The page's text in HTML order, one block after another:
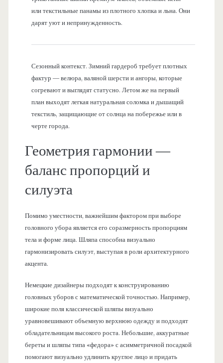
или текстильные панамы из плотного хлопка и льна. Они
дарят уют и непринужденность.
Сезонный контекст. Зимний гардероб требует плотных
фактур — велюра, валяной шерсти и ангоры, которые
согревают и выглядят статусно. Летом же на первый
план выходят легкая натуральная соломка и дышащий
текстиль, защищающие от солнца на побережье или в
черте города.
Геометрия гармонии —
баланс пропорций и
силуэта
Помимо уместности, важнейшим фактором при выборе
головного убора является его соразмерность пропорциям
тела и форме лица. Шляпа способна визуально
гармонизировать силуэт, выступая в роли архитектурного
акцента.
Немецкие дизайнеры подходят к конструированию
головных уборов с математической точностью. Например,
широкие поля классической шляпы визуально
уравновешивают объемную верхнюю одежду и подходят
обладательницам высокого роста. Небольшие, аккуратные
береты и шляпы типа «федора» с асимметричной посадкой
помогают визуально удлинить круглое лицо и придать